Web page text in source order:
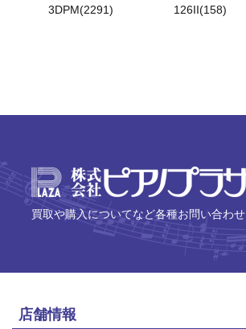
3DPM(2291)
126II(158)
買取や購入についてなど各種お問い合わせ
店舗情報